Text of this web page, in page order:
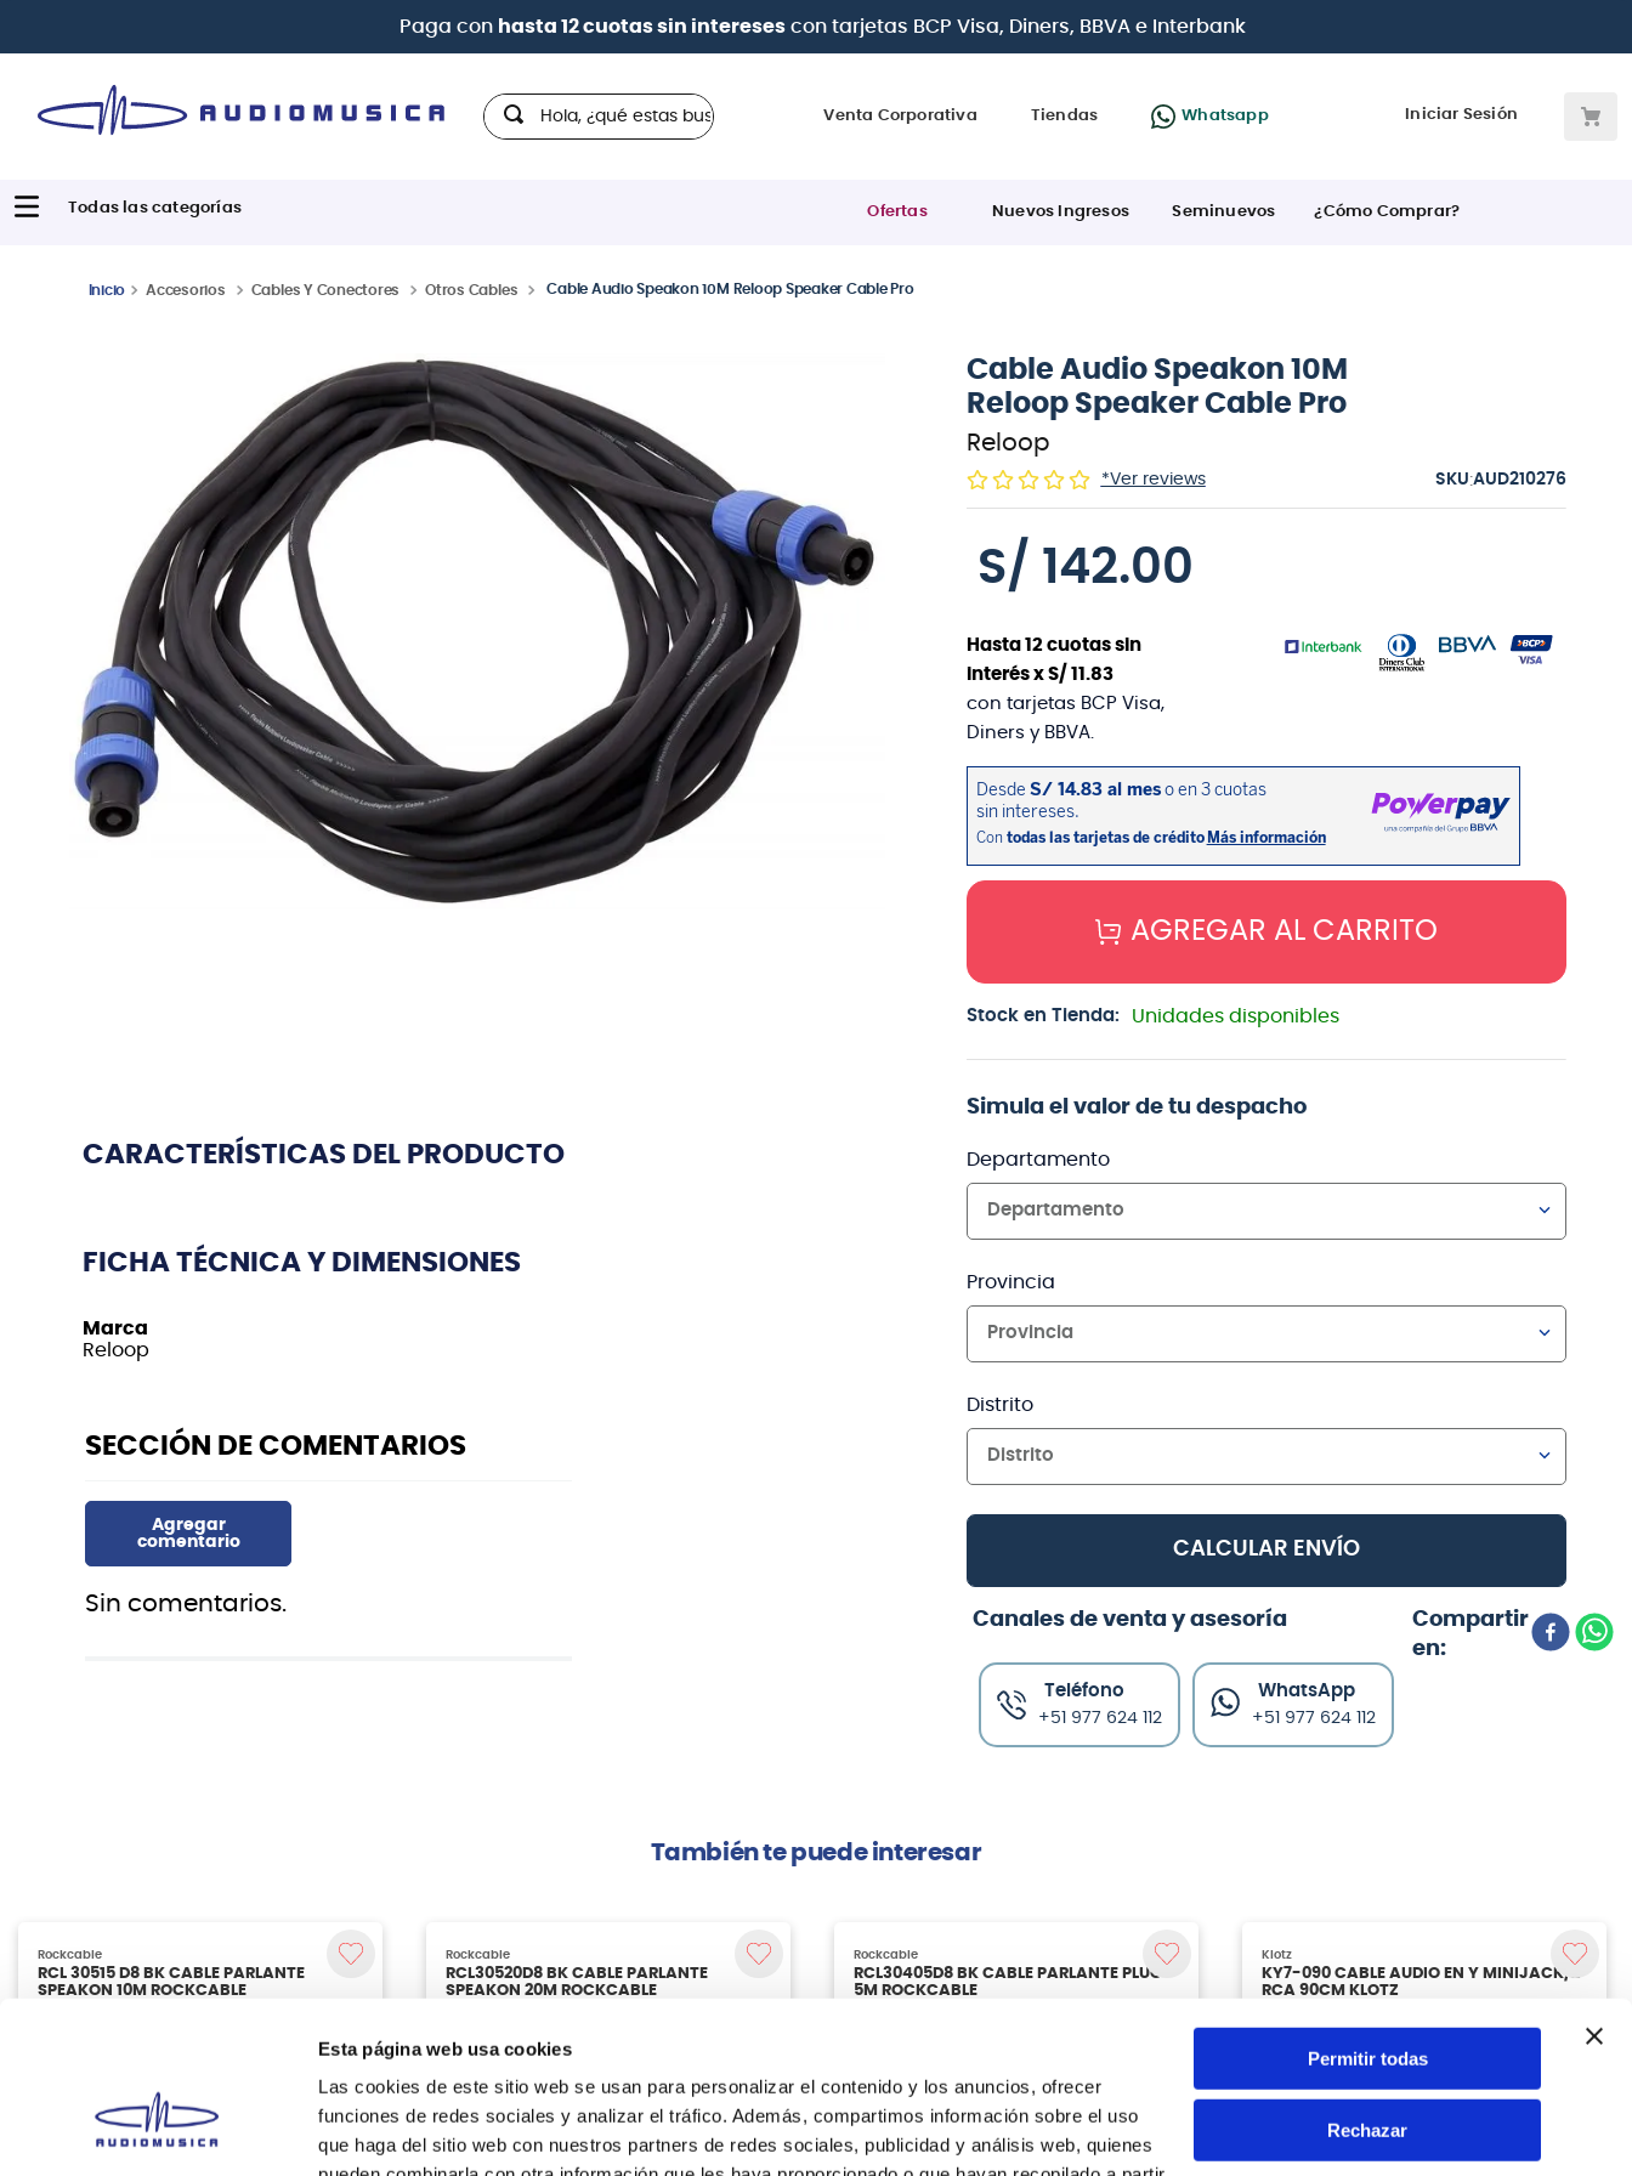
Esta página web usa cookies
Las cookies de este sitio web se usan para personalizar el contenido y los anuncios, ofrecer
funciones de redes sociales y analizar el tráfico. Además, compartimos información sobre el uso
que haga del sitio web con nuestros partners de redes sociales, publicidad y análisis web, quienes
Permitir todas
Rechazar
| Paga en cuotasdesde 0% de interéscon todas las tarjetas de crédito
Hola, ¿qué estas buscando?
Venta Corporativa Tiendas Whatsapp Iniciar Sesión
Ofertas Nuevos Ingresos Seminuevos ¿Cómo Comprar?
Accesorios Cables Y Conectores Otros Cables Cable Audio Speakon 10M Reloop Speaker Cable Pro
CARACTERÍSTICAS DEL PRODUCTO
FICHA TÉCNICA Y DIMENSIONES
Marca
Reloop
Sin comentarios.
Cable Audio Speakon 10M
Reloop Speaker Cable Pro
Reloop
*Ver reviews :AUD210276
S/ 142.00
Hasta 12cuotas sin
interés x S/ 11 .83
con tarjetas BCP Visa,
Diners y BBVA.
AGREGAR AL CARRITO
Stock en Tienda: Unidades disponibles
Simula el valor de tu despacho
Departamento
Departamento
Provincia
Provincia
Distrito
Distrito
CALCULAR ENVÍO
Canales de venta y asesoría
Teléfono
+51 977 624 112
WhatsApp
+51 977 624 112
También te puede interesar
Rockcable
RCL30520D8 BK CABLE PARLANTE
SPEAKON 20M ROCKCABLE
Agregar